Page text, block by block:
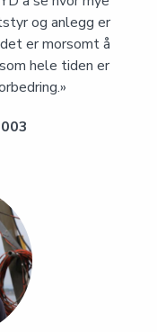
og anlegg er
er morsomt å
hele tiden er